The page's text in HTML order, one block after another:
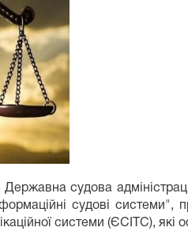
судова
судові
системи (ЄСІТС),